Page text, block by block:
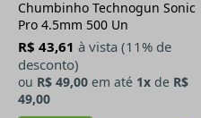
Chumbinho Technogun Sonic
Pro 4.5mm 500 Un
R$ 43,61 à vista (11% de
desconto)
ou R$ 49,00 em até 1x de R$
49,00